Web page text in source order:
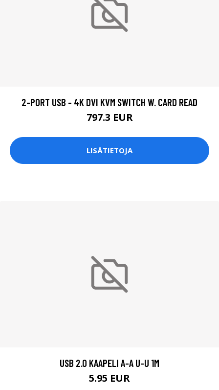
2-PORT USB - 4K DVI KVM SWITCH W. CARD READ
797.3 EUR
LISÄTIETOJA
USB 2.0 KAAPELI A-A U-U 1M
5.95 EUR